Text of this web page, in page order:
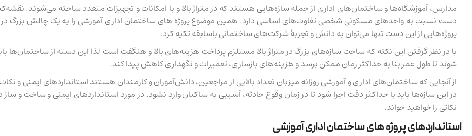
مدارس، آموزشگاه‌ها و ساختمان‌های اداری از جمله سازه‌هایی هستند که در متراژ بالا و با امکانات و تجهیزات متعدد ساخته می‌شوند.
دست نسبت به واحدهای مسکونی شخصی تفاوت‌های اساسی دارد. همین موضوع پروژه های ساختمان اداری آموزشی را به یک چالش بزرگ در
پروژه‌هایی از این دست تنها می‌توان به دانش و تجربۀ شرکت‌های ساختمانی باسابقه تکیه کرد.
با در نظر گرفتن این نکته که ساخت سازه‌های بزرگ در متراژ بالا مستلزم پرداخت هزینه‌های بالا و هنگفت است لذا این دسته از ساختمان‌ها
شوند تا طول عمر بنا به حداکثر زمان ممکن برسد و هزینه‌های بازسازی، تعمیرات و نگهداری کاهش پیدا کند.
از آنجایی که ساختمان‌های اداری و آموزشی روزانه میزبان تعداد بالایی از مراجعین، دانش‌آموزان و کارمندان هستند استانداردهای ایمنی و
در این سازه‌ها باید با حداکثر دقت اجرا شود تا در زمان وقوع حادثه، آسیبی به ساکنان وارد نشود. در مورد استانداردهای ایمنی و ساخت و
نکاتی را خواهید خواند.
استانداردهای پروژه های ساختمان اداری آموزشی